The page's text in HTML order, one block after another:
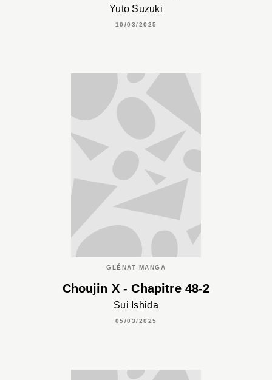
Yuto Suzuki
10/03/2025
GLÉNAT MANGA
Choujin X - Chapitre 48-2
Sui Ishida
05/03/2025